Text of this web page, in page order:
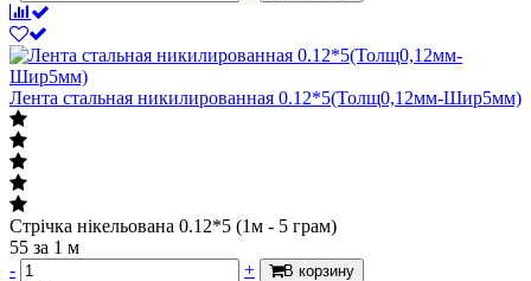
Лента стальная никилированная 0.12*5(Толщ0,12мм-Шир5мм)
Стрічка нікельована 0.12*5 (1м - 5 грам)
55 за 1 м
-
+ В корзину